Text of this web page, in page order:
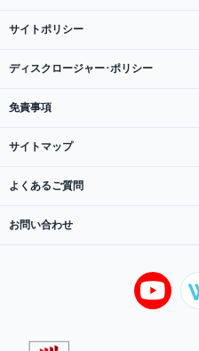
サイトポリシー
ディスクロージャー･ポリシー
免責事項
サイトマップ
よくあるご質問
お問い合わせ